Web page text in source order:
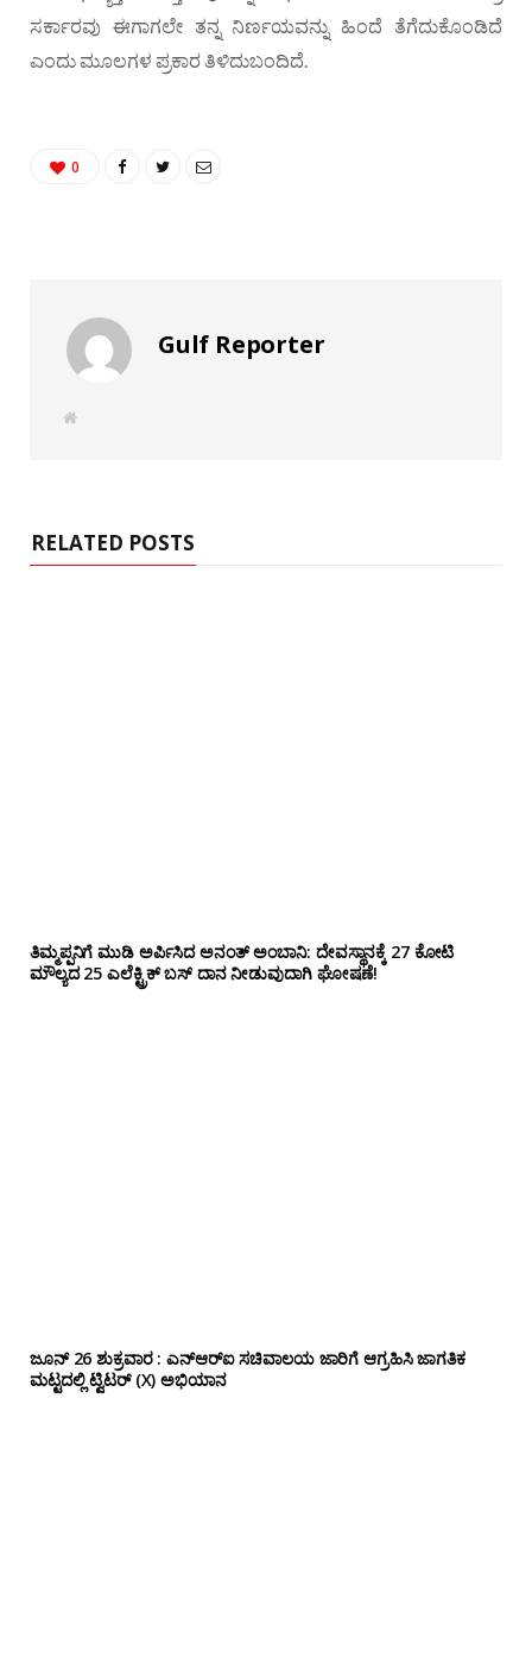
ಸರ್ಕಾರವು ಈಗಾಗಲೇ ತನ್ನ ನಿರ್ಣಯವನ್ನು ಹಿಂದೆ ತೆಗೆದುಕೊಂಡಿದೆ
ಎಂದು ಮೂಲಗಳ ಪ್ರಕಾರ ತಿಳಿದುಬಂದಿದೆ.
0
Gulf Reporter
W
RELATED POSTS
ತಿಮ್ಮಪ್ಪನಿಗೆ ಮುಡಿ ಅರ್ಪಿಸಿದ ಅನಂತ್ ಅಂಬಾನಿ: ದೇವಸ್ಥಾನಕ್ಕೆ 27 ಕೋಟಿ
ಮೌಲ್ಯದ 25 ಎಲೆಕ್ಟ್ರಿಕ್ ಬಸ್ ದಾನ ನೀಡುವುದಾಗಿ ಘೋಷಣೆ!
ಜೂನ್ 26 ಶುಕ್ರವಾರ : ಎನ್‌ಆರ್‌ಐ ಸಚಿವಾಲಯ ಜಾರಿಗೆ ಆಗ್ರಹಿಸಿ ಜಾಗತಿಕ
ಮಟ್ಟದಲ್ಲಿ ಟ್ವಿಟರ್ (X) ಅಭಿಯಾನ